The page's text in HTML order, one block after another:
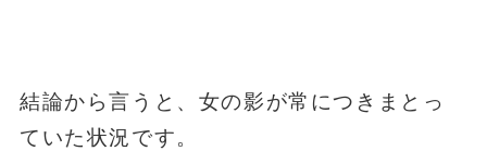
結論から言うと、女の影が常につきまとっ
ていた状況です。